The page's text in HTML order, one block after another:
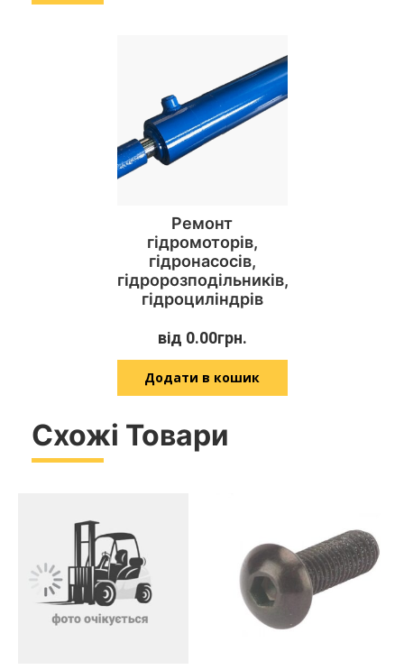
Ремонт
гідромоторів,
гідронасосів,
гідророзподільників,
гідроциліндрів
від 0.00грн.
Додати в кошик
Схожі Товари